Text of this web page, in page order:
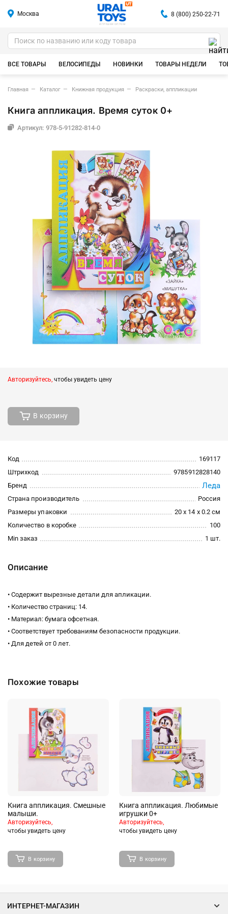
Москва
ИГРУШКИ ОПТОМ
8 (800) 250-22-71
ВСЕ ТОВАРЫ ВЕЛОСИПЕДЫ НОВИНКИ ТОВАРЫ НЕДЕЛИ
Главная Каталог Книжная продукция Раскраски, аппликации
Книга аппликация. Время суток 0+
Артикул: 978-5-91282-814-0
Авторизуйтесь, чтобы увидеть цену
В корзину
Код
169117
Штрихкод
9785912828140
Бренд
Леда
Страна производитель
Россия
Размеры упаковки
20 x 14 x 0.2 см
Количество в коробке
100
Min заказ
1 шт.
Описание
• Содержит вырезные детали для апликации.
• Количество страниц: 14.
• Материал: бумага офсетная.
• Соответствует требованиям безопасности продукции.
• Для детей от 0 лет.
Похожие товары
Книга аппликация. Смешные
малыши.
Авторизуйтесь,
чтобы увидеть цену
В корзину
Книга аппликация. Любимые
игрушки 0+
Авторизуйтесь,
чтобы увидеть цену
В корзину
ИНТЕРНЕТ-МАГАЗИН